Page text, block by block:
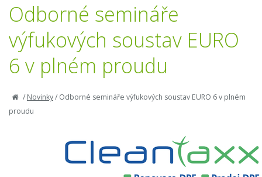
Odborné semináře
výfukových soustav EURO
6 v plném proudu
/Novinky/Odborné semináře výfukových soustav EURO 6 v plném
proudu